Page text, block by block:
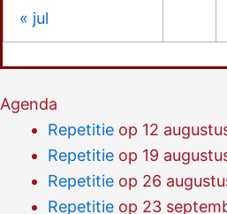
« jul
Agenda
Repetitie op 12
Repetitie op 19
Repetitie op 26
Repetitie op 23